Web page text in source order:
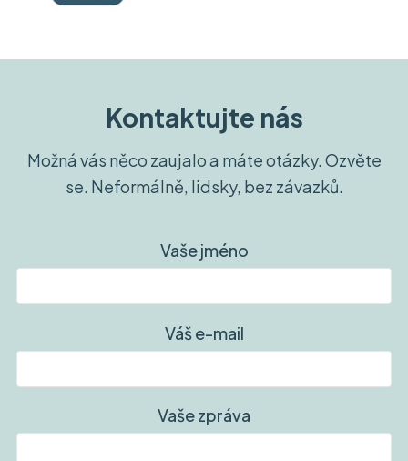
Kontaktujte nás
Možná vás něco zaujalo a máte otázky. Ozvěte
se. Neformálně, lidsky, bez závazků.
Vaše jméno
Váš e-mail
Vaše zpráva